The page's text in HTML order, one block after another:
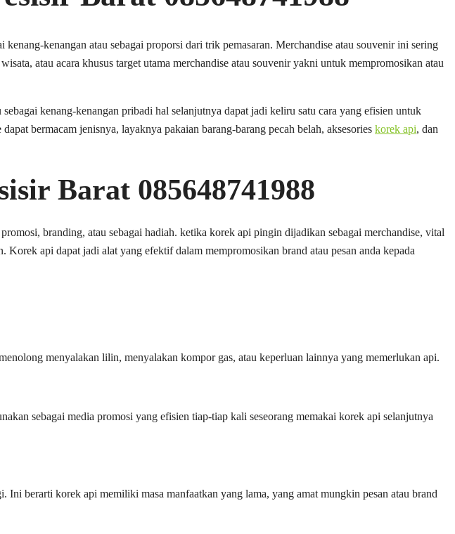
kenangan atau sebagai proporsi dari trik pemasaran. Merchandise atau souvenir ini sering
atau acara khusus target utama merchandise atau souvenir yakni untuk mempromosikan atau
kenang-kenangan pribadi hal selanjutnya dapat jadi keliru satu cara yang efisien untuk
bermacam jenisnya, layaknya pakaian barang-barang pecah belah, aksesories korek api, dan
Barat 085648741988
branding, atau sebagai hadiah. ketika korek api pingin dijadikan sebagai merchandise, vital
api dapat jadi alat yang efektif dalam mempromosikan brand atau pesan anda kepada
menyalakan lilin, menyalakan kompor gas, atau keperluan lainnya yang memerlukan api.
sebagai media promosi yang efisien tiap-tiap kali seseorang memakai korek api selanjutnya
berarti korek api memiliki masa manfaatkan yang lama, yang amat mungkin pesan atau brand